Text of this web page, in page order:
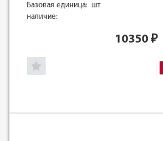
Базовая единица: шт
наличие:
10350 ₽